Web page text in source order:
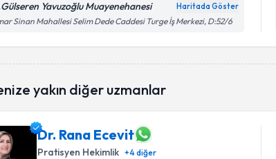
Yavuzoğlu Muayenehanesi Haritada Göster
Sinan Mahallesi Selim Dede Caddesi Turge İş Merkezi, D:52/6
yakın diğer uzmanlar
Dr. Rana Ecevit
Pratisyen Hekimlik +4diğer